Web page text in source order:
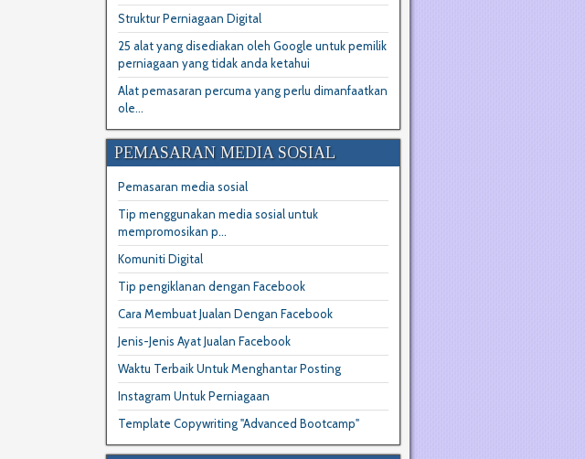
Struktur Perniagaan Digital
25 alat yang disediakan oleh Google untuk pemilik
perniagaan yang tidak anda ketahui
Alat pemasaran percuma yang perlu dimanfaatkan
ole...
PEMASARAN MEDIA SOSIAL
Pemasaran media sosial
Tip menggunakan media sosial untuk
mempromosikan p...
Komuniti Digital
Tip pengiklanan dengan Facebook
Cara Membuat Jualan Dengan Facebook
Jenis-Jenis Ayat Jualan Facebook
Waktu Terbaik Untuk Menghantar Posting
Instagram Untuk Perniagaan
Template Copywriting "Advanced Bootcamp"